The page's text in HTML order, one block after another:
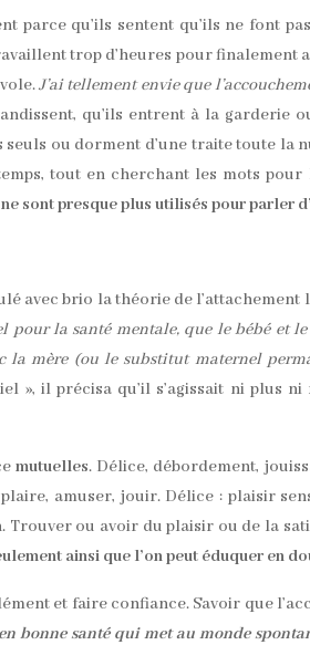
parce qu’ils sentent qu’ils ne font
trop d’heures pour finalement
J’ai tellement envie que
qu’ils entrent à la garderie
ou dorment d’une traite toute la
tout en cherchant les mots
sont presque plus utilisés pour parler
avec brio la théorie de l’attachement
pour la santé mentale, que le bébé et
la mère (ou le substitut maternel
», il précisa qu’il s’agissait ni plus
mutuelles. Délice, débordement,
amuser, jouir. Délice : plaisir
ou avoir du plaisir ou de la
ainsi que l’on peut éduquer en
et faire confiance. Savoir que
bonne santé qui met au monde